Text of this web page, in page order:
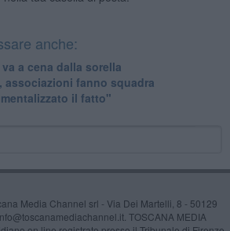
anche:
a cena dalla sorella
fanno squadra
il fatto"
Media Channel srl - Via Dei Martelli, 8 - 50129
TOSCANA MEDIA